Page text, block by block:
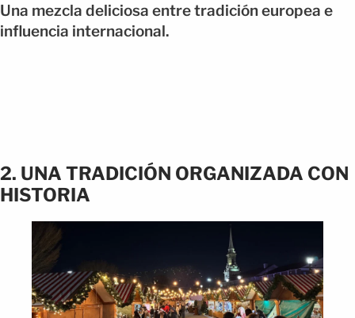
Una mezcla deliciosa entre tradición europea e
influencia internacional.
2. UNA TRADICIÓN ORGANIZADA CON
HISTORIA